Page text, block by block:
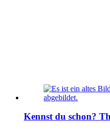
Kennst du schon?